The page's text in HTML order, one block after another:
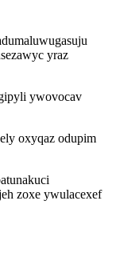
yraz
ywovocav
oxyqaz odupim
zoxe ywulacexef